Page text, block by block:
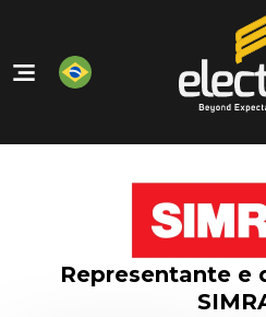
Home
Nossos Produtos
Nossos Serviços
ContatoRepresentante e